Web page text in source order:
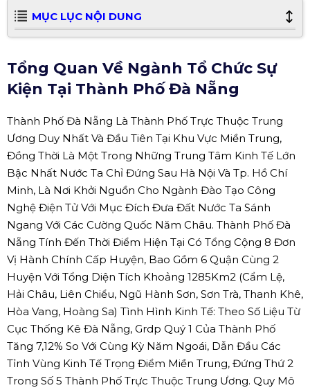
MỤC LỤC NỘI DUNG
Tổng Quan Về Ngành Tổ Chức Sự
Kiện Tại Thành Phố Đà Nẵng
Thành Phố Đà Nẵng Là Thành Phố Trực Thuộc Trung
Ương Duy Nhất Và Đầu Tiên Tại Khu Vực Miền Trung,
Đồng Thời Là Một Trong Những Trung Tâm Kinh Tế Lớn
Bậc Nhất Nước Ta Chỉ Đứng Sau Hà Nội Và Tp. Hồ Chí
Minh, Là Nơi Khởi Nguồn Cho Ngành Đào Tạo Công
Nghệ Điện Tử Với Mục Đích Đưa Đất Nước Ta Sánh
Ngang Với Các Cường Quốc Năm Châu. Thành Phố Đà
Nẵng Tính Đến Thời Điểm Hiện Tại Có Tổng Cộng 8 Đơn
Vị Hành Chính Cấp Huyện, Bao Gồm 6 Quận Cùng 2
Huyện Với Tổng Diện Tích Khoảng 1285Km2 (Cẩm Lệ,
Hải Châu, Liên Chiểu, Ngũ Hành Sơn, Sơn Trà, Thanh Khê,
Hòa Vang, Hoàng Sa) Tình Hình Kinh Tế: Theo Số Liệu Từ
Cục Thống Kê Đà Nẵng, Grdp Quý 1 Của Thành Phố
Tăng 7,12% So Với Cùng Kỳ Năm Ngoái, Dẫn Đầu Các
Tỉnh Vùng Kinh Tế Trọng Điểm Miền Trung, Đứng Thứ 2
Trong Số 5 Thành Phố Trực Thuộc Trung Ương. Quy Mô